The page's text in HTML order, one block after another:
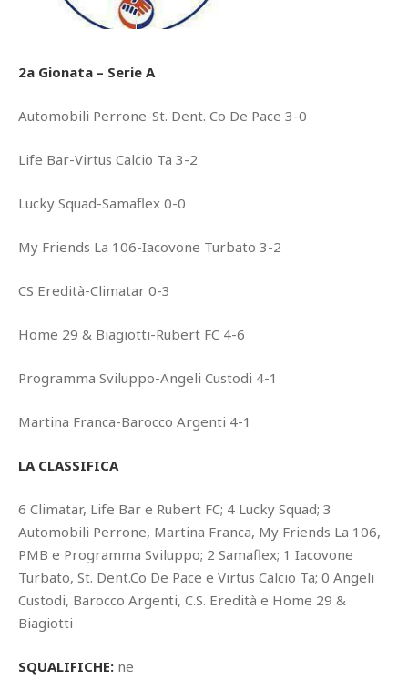
2a Gionata – Serie A
Automobili Perrone-St. Dent. Co De Pace 3-0
Life Bar-Virtus Calcio Ta 3-2
Lucky Squad-Samaflex 0-0
My Friends La 106-Iacovone Turbato 3-2
CS Eredità-Climatar 0-3
Home 29 & Biagiotti-Rubert FC 4-6
Programma Sviluppo-Angeli Custodi 4-1
Martina Franca-Barocco Argenti 4-1
LA CLASSIFICA
6 Climatar, Life Bar e Rubert FC; 4 Lucky Squad; 3
Automobili Perrone, Martina Franca, My Friends La 106,
PMB e Programma Sviluppo; 2 Samaflex; 1 Iacovone
Turbato, St. Dent.Co De Pace e Virtus Calcio Ta; 0 Angeli
Custodi, Barocco Argenti, C.S. Eredità e Home 29 &
Biagiotti
SQUALIFICHE: ne